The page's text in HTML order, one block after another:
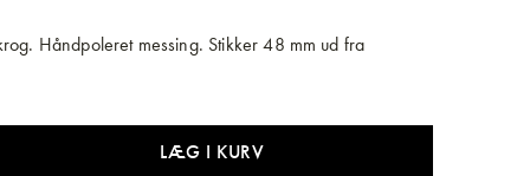
Håndpoleret messing. Stikker 48 mm ud fra
LÆG I KURV